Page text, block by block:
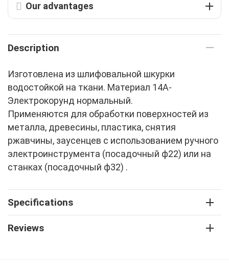
Our advantages
Description
Изготовлена из шлифовальной шкурки
водостойкой на ткани. Материал 14А-
Электрокорунд нормальный.
Применяются для обработки поверхностей из
металла, древесины, пластика, снятия
ржавчины, заусенцев с использованием ручного
электроинструмента (посадочный ф22) или на
станках (посадочный ф32) .
Specifications
Reviews